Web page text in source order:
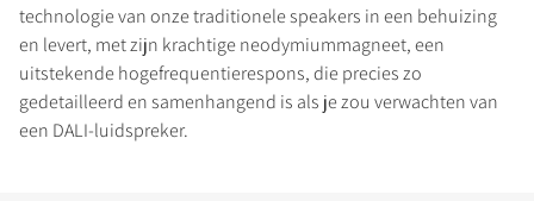
technologie van onze traditionele speakers in een behuizing
en levert, met zijn krachtige neodymiummagneet, een
uitstekende hogefrequentierespons, die precies zo
gedetailleerd en samenhangend is als je zou verwachten van
een DALI-luidspreker.